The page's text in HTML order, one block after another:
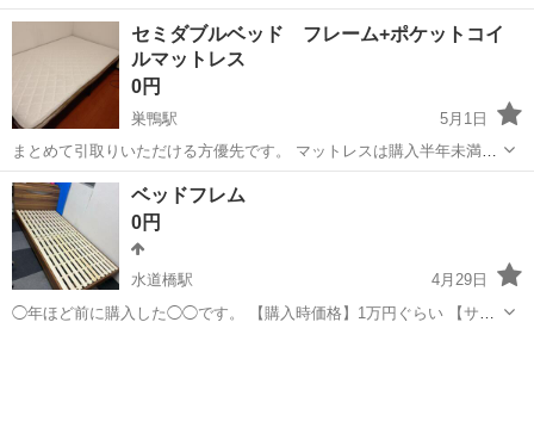
ジの予備ベッドとして置いていました。 タオルを敷いて施術していた
ので比較的綺麗だと思いますが中古ですので若干の傷あります。 見え
ない所ではありますが、裏側は結構...
東京 文京区 春日駅
セミダブルベッド フレーム+ポケットコイ
ルマットレス
0円
巣鴨駅
5月1日
まとめて引取りいただける方優先です。 マットレスは購入半年未満、
上に10cm厚のマットレスを重ねていたため基本的に肌に触れておりま
せん。 フレーム安物ですが、軽量で取り回しがしやすいです
東京 文京区 巣鴨駅 ベッド
ベッドフレム
0円
水道橋駅
4月29日
◯年ほど前に購入した◯◯です。 【購入時価格】1万円ぐらい 【サイ